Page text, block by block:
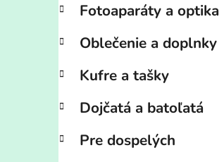
Fotoaparáty a optika
Oblečenie a doplnky
Kufre a tašky
Dojčatá a batoľatá
Pre dospelých